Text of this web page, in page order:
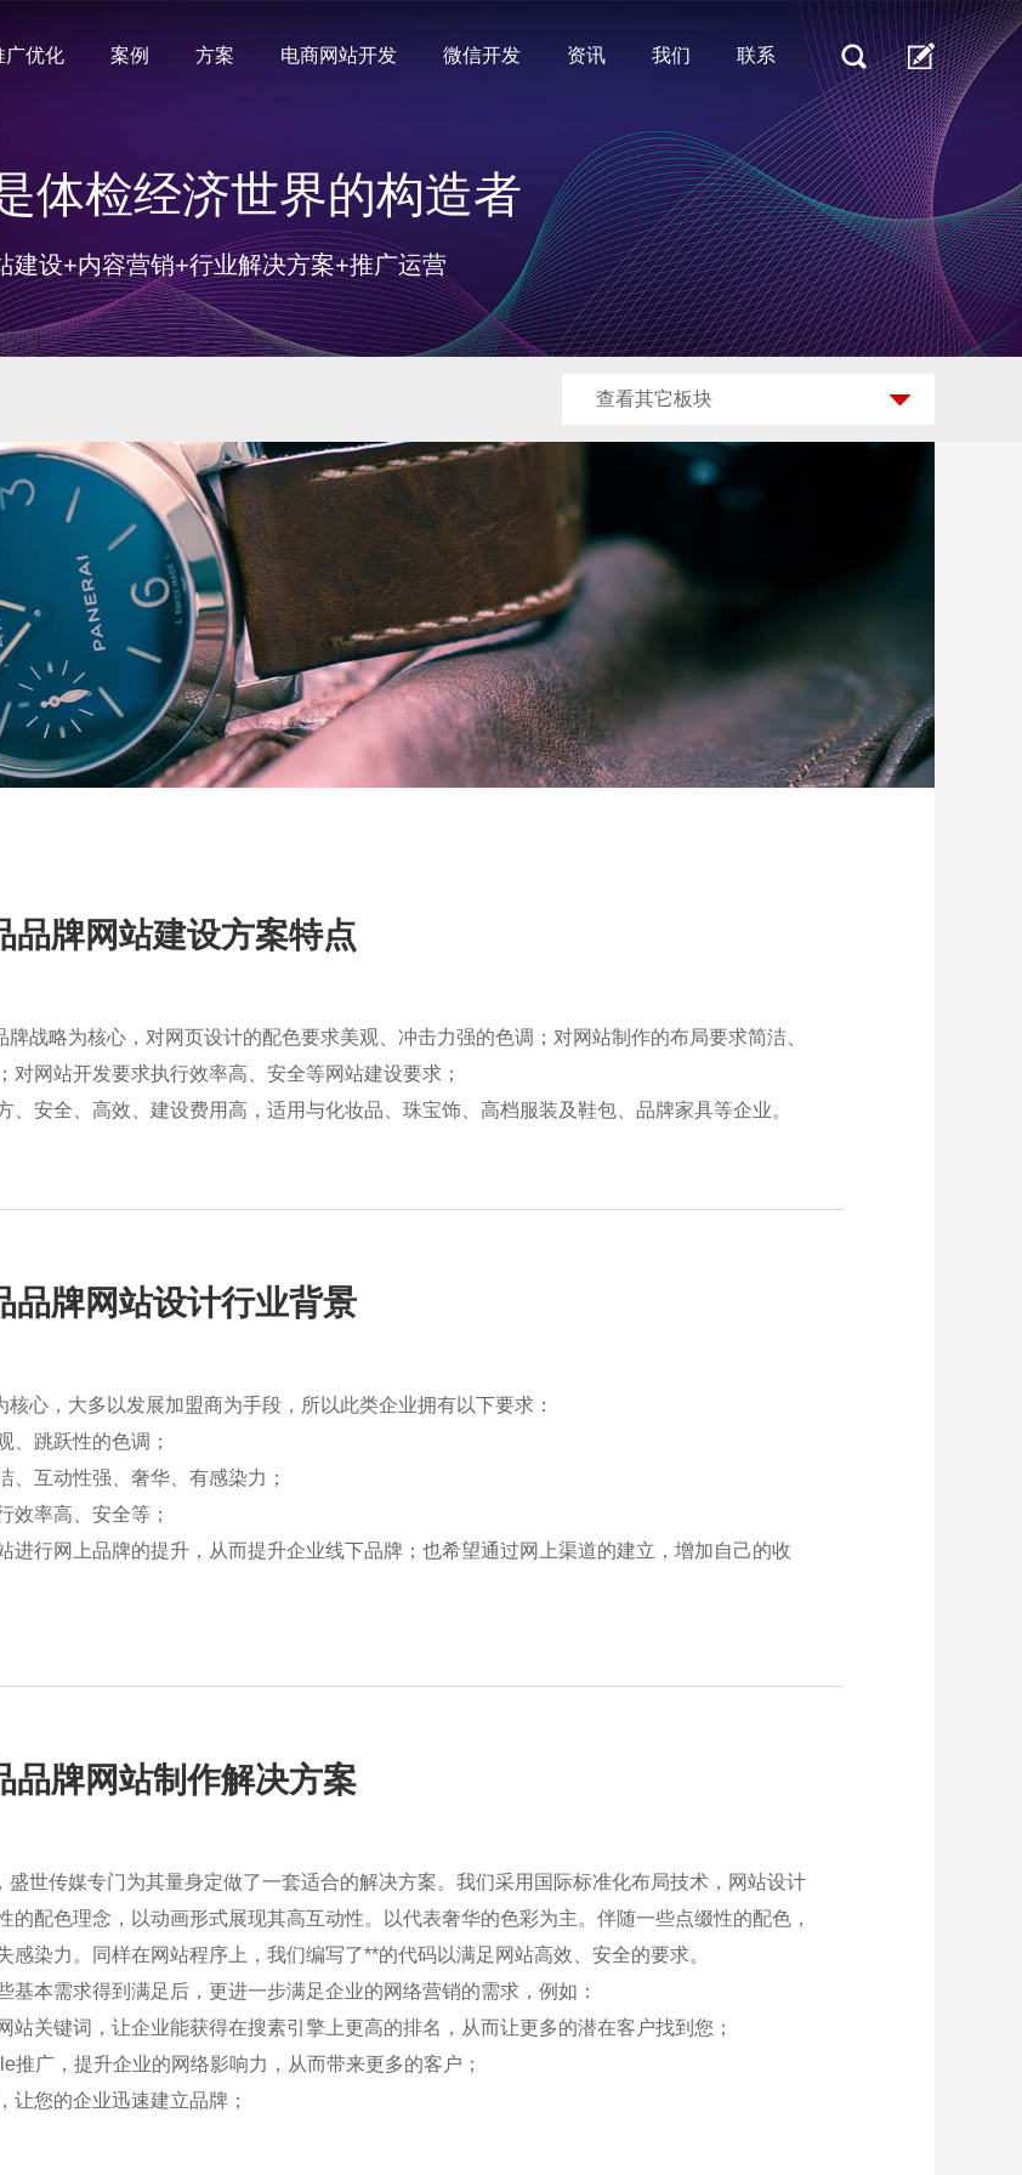
广优化 案例 方案 电商网站开发 微信开发 资讯 我们 联系
体检经济世界的构造者
建设+内容营销+行业解决方案+推广运营
查看其它板块
品牌网站建设方案特点
牌战略为核心，对网页设计的配色要求美观、冲击力强的色调；对网站制作的布局要求简洁、
对网站开发要求执行效率高、安全等网站建设要求；
、安全、高效、建设费用高，适用与化妆品、珠宝饰、高档服装及鞋包、品牌家具等企业。
品牌网站设计行业背景
核心，大多以发展加盟商为手段，所以此类企业拥有以下要求：
、跳跃性的色调；
、互动性强、奢华、有感染力；
效率高、安全等；
进行网上品牌的提升，从而提升企业线下品牌；也希望通过网上渠道的建立，增加自己的收
品牌网站制作解决方案
盛世传媒专门为其量身定做了一套适合的解决方案。我们采用国际标准化布局技术，网站设计
的配色理念，以动画形式展现其高互动性。以代表奢华的色彩为主。伴随一些点缀性的配色，
感染力。同样在网站程序上，我们编写了**的代码以满足网站高效、安全的要求。
基本需求得到满足后，更进一步满足企业的网络营销的需求，例如：
站关键词，让企业能获得在搜素引擎上更高的排名，从而让更多的潜在客户找到您；
推广，提升企业的网络影响力，从而带来更多的客户；
让您的企业迅速建立品牌；